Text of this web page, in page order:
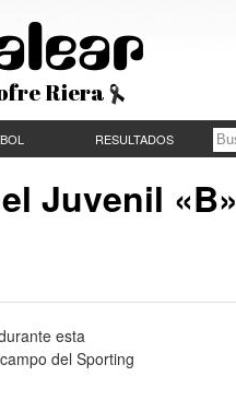
Riera
RESULTADOS
Juvenil «B»
esta
del Sporting